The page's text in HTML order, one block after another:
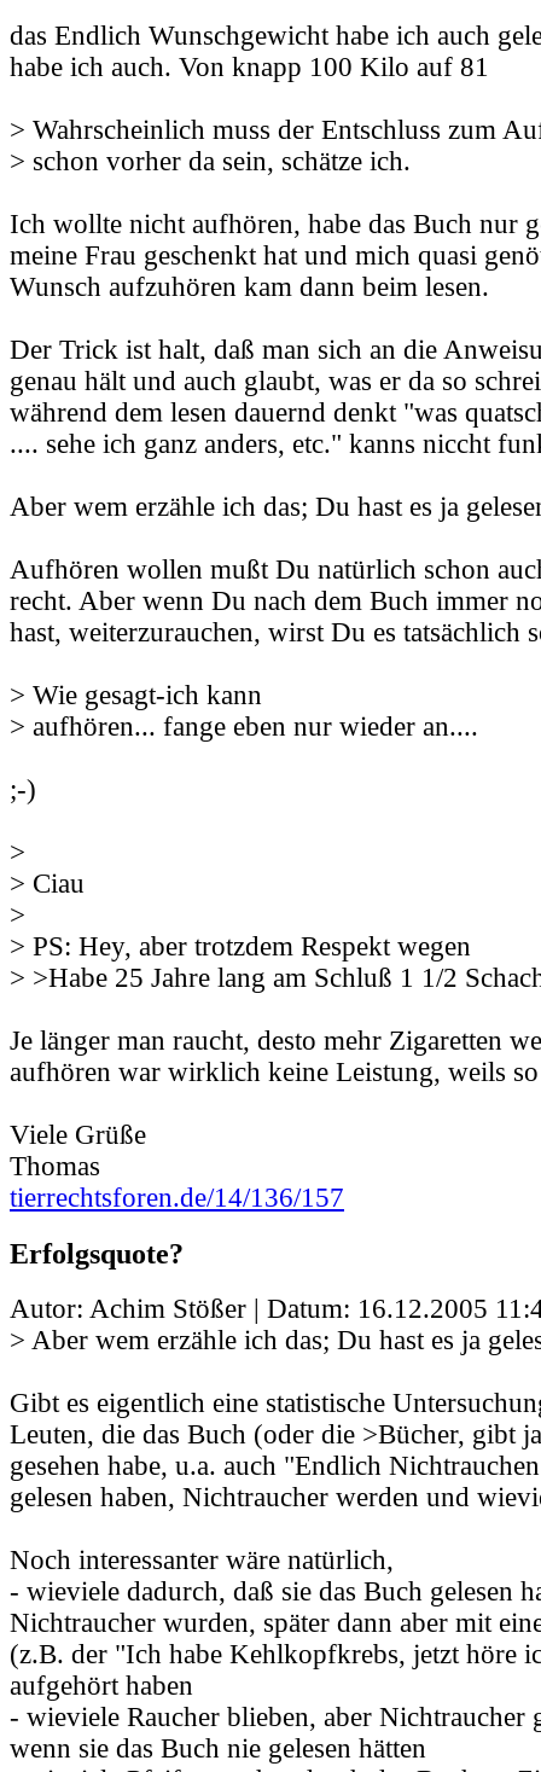
das Endlich Wunschgewicht habe ich auch
habe ich auch. Von knapp 100 Kilo auf 81
> Wahrscheinlich muss der Entschluss zum
> schon vorher da sein, schätze ich.
Ich wollte nicht aufhören, habe das Buch nur
meine Frau geschenkt hat und mich quasi
Wunsch aufzuhören kam dann beim lesen.
Der Trick ist halt, daß man sich an die
genau hält und auch glaubt, was er da so
während dem lesen dauernd denkt "was
.... sehe ich ganz anders, etc." kanns niccht
Aber wem erzähle ich das; Du hast es ja
Aufhören wollen mußt Du natürlich schon
recht. Aber wenn Du nach dem Buch immer
hast, weiterzurauchen, wirst Du es tatsächlich
> Wie gesagt-ich kann
> aufhören... fange eben nur wieder an....
;-)
>
> Ciau
>
> PS: Hey, aber trotzdem Respekt wegen
> >Habe 25 Jahre lang am Schluß 1 1/2
Je länger man raucht, desto mehr Zigaretten
aufhören war wirklich keine Leistung, weils
Viele Grüße
Thomas
tierrechtsforen.de/14/136/157
Erfolgsquote?
Autor: Achim Stößer | Datum: 16.12.2005
> Aber wem erzähle ich das; Du hast es ja
Gibt es eigentlich eine statistische
Leuten, die das Buch (oder die >Bücher, gibt
gesehen habe, u.a. auch "Endlich
gelesen haben, Nichtraucher werden und
Noch interessanter wäre natürlich,
- wieviele dadurch, daß sie das Buch gelesen
Nichtraucher wurden, später dann aber mit
(z.B. der "Ich habe Kehlkopfkrebs, jetzt höre
aufgehört haben
- wieviele Raucher blieben, aber Nichtraucher
wenn sie das Buch nie gelesen hätten